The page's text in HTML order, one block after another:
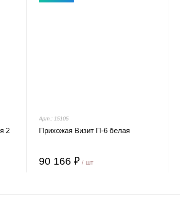
2
Арт.: 15105
Прихожая Визит П-6 белая
90 166 ₽/ шт